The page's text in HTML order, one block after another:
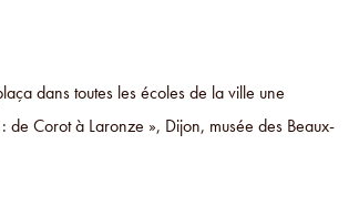
dans toutes les écoles de la ville une
Corot à Laronze », Dijon, musée des Beaux-